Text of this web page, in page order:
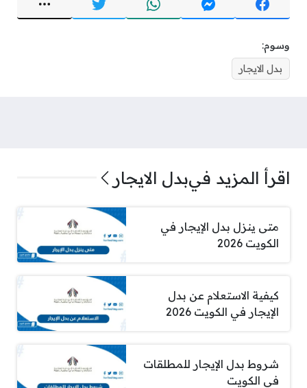
وسوم:
بدل الايجار
اقرأ المزيد فيبدل الايجار
متى ينزل بدل الإيجار في
الكويت 2026
كيفية الاستعلام عن بدل
الإيجار في الكويت 2026
شروط بدل الإيجار للمطلقات
في الكويت